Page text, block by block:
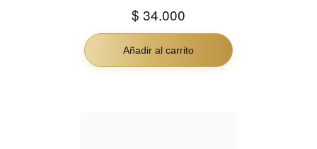
$ 34.000
Añadir al carrito